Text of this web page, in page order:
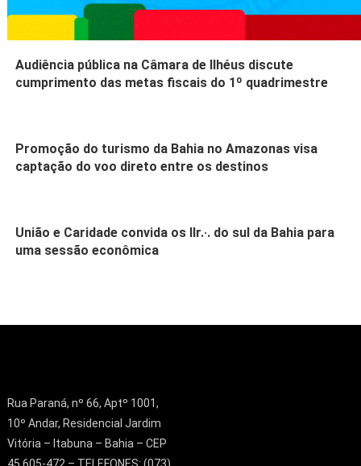
Audiência pública na Câmara de Ilhéus discute
cumprimento das metas fiscais do 1º quadrimestre
Promoção do turismo da Bahia no Amazonas visa
captação do voo direto entre os destinos
União e Caridade convida os IIr.·. do sul da Bahia para
uma sessão econômica
Rua Paraná, nº 66, Aptº 1001,
10º Andar, Residencial Jardim
Vitória – Itabuna – Bahia – CEP
45.605-472 – TELEFONES: (073)